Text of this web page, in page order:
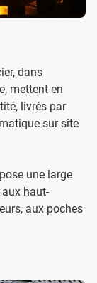
dans
mettent en
livrés par
sur site
une large
haut-
aux poches